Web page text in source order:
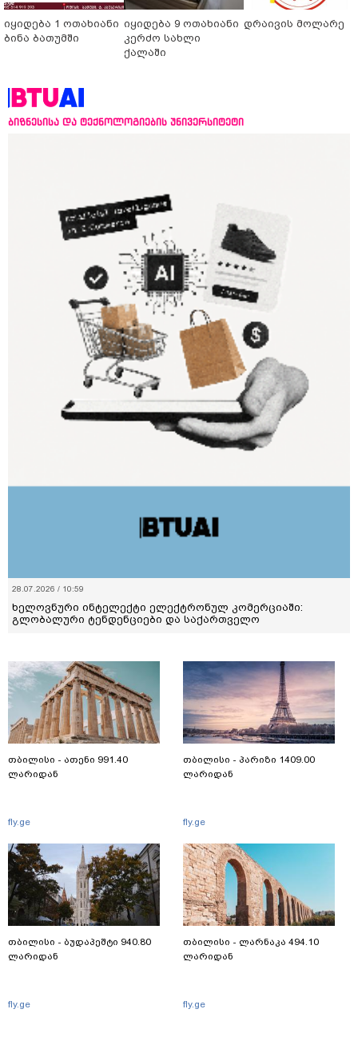
იყიდება 1 ოთახიანი
ბინა ბათუმში
იყიდება 9 ოთახიანი
კერძო სახლი
ქალაში
დრაივის მოლარე
ბიზნესისა და ტექნოლოგიების უნივერსიტეტი
28.07.2026 / 10:59
ხელოვნური ინტელექტი ელექტრონულ კომერციაში:
გლობალური ტენდენციები და საქართველო
თბილისი - ათენი 991.40
ლარიდან
fly.ge
თბილისი - ბუდაპეშტი 940.80
ლარიდან
fly.ge
თბილისი - პარიზი 1409.00
ლარიდან
fly.ge
თბილისი - ლარნაკა 494.10
ლარიდან
fly.ge